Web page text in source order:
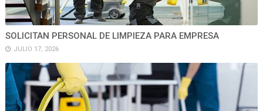
SOLICITAN PERSONAL DE LIMPIEZA PARA EMPRESA
JULIO 17, 2026